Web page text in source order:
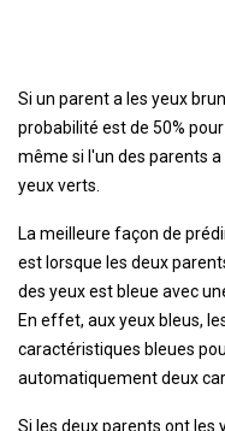
Si un parent a les yeux
probabilité est de 50%
même si l'un des parents
yeux verts.
La meilleure façon de
est lorsque les deux
des yeux est bleue avec
En effet, aux yeux bleus,
caractéristiques bleues
automatiquement deux
Si les deux parents ont les